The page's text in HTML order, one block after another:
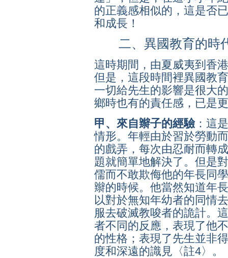
的正義感相似的，這是否
和成長！
二、異國教育的時
這時期間，由夏威夷到香
但是，這段時間裡異國教
一切給先生的影響是很大
鄉時也有的責任感，已是
甲、來自辮子的經驗：這
情形。年輕由於習於勞動
的戲弄，每次由忍耐而轉
題就簡單地解決了。但是
儒而不敢欺侮他的年長同
辮的時候。他當然知道年
以對於無知年幼者的同情
服去破滅教唆者的詭計。
者不同的反應，表現了他
的性格；表現了先生並非
度和深遠的識見〈註4〉。